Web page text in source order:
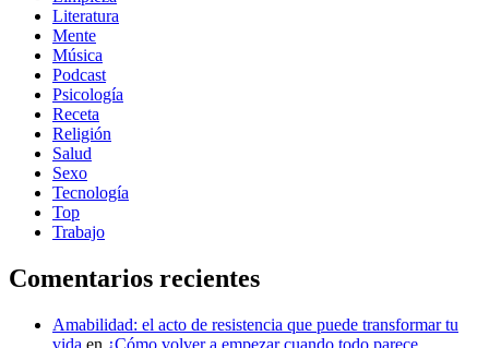
Literatura
Mente
Música
Podcast
Psicología
Receta
Religión
Salud
Sexo
Tecnología
Top
Trabajo
Comentarios recientes
Amabilidad: el acto de resistencia que puede transformar tu
vida en ¿Cómo volver a empezar cuando todo parece